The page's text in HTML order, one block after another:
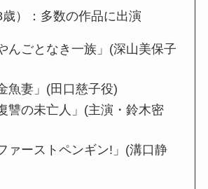
歳）：多数の作品に出演
んごとなき一族」(深山美保子
魚妻」(田口慈子役)
讐の未亡人」(主演・鈴木密
ァーストペンギン!」(溝口静